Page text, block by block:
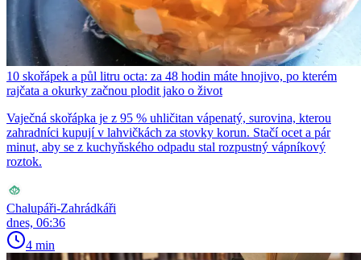
10 skořápek a půl litru octa: za 48 hodin máte hnojivo, po kterém
rajčata a okurky začnou plodit jako o život
Vaječná skořápka je z 95 % uhličitan vápenatý, surovina, kterou
zahradníci kupují v lahvičkách za stovky korun. Stačí ocet a pár
minut, aby se z kuchyňského odpadu stal rozpustný vápníkový
roztok.
Chalupáři-Zahrádkáři
dnes, 06:36
4 min